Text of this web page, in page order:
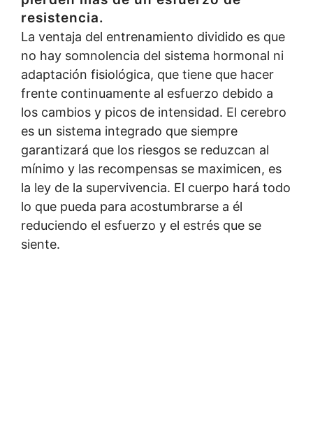
resistencia.
La ventaja del entrenamiento dividido es que
no hay somnolencia del sistema hormonal ni
adaptación fisiológica, que tiene que hacer
frente continuamente al esfuerzo debido a
los cambios y picos de intensidad. El cerebro
es un sistema integrado que siempre
garantizará que los riesgos se reduzcan al
mínimo y las recompensas se maximicen, es
la ley de la supervivencia. El cuerpo hará todo
lo que pueda para acostumbrarse a él
reduciendo el esfuerzo y el estrés que se
siente.